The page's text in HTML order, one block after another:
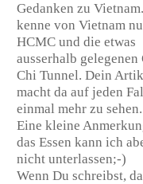
Gedanken zu
kenne von Vietnam
HCMC und die etwas
ausserhalb gelegenen
Chi Tunnel. Dein
macht da auf jeden
einmal mehr zu sehen.
Eine kleine
das Essen kann ich
nicht unterlassen;-)
Wenn Du schreibst,